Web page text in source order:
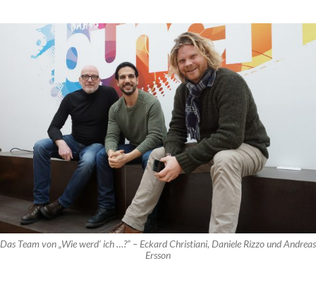
Das Team von „Wie werd‘ ich …?“ – Eckard Christiani, Daniele Rizzo und Andreas
Ersson